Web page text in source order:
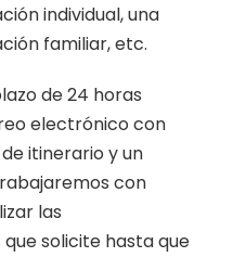
individual, una
familiar, etc.
de 24 horas
electrónico con
itinerario y un
con
las
solicite hasta que